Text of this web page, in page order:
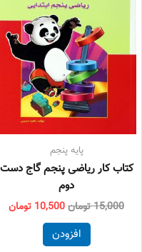
پایه پنجم
کتاب کار ریاضی پنجم گاج دست
دوم
15,000تومان10,500 تومان
افزودن